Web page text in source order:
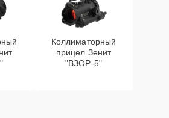
Коллиматорный
прицел Зенит
"ВЗОР-5"